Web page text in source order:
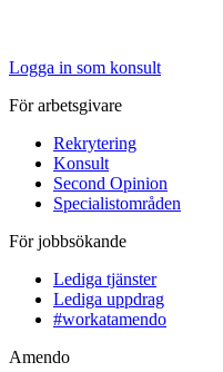
Logga in som konsult
För arbetsgivare
Rekrytering
Konsult
Second Opinion
Specialistområden
För jobbsökande
Lediga tjänster
Lediga uppdrag
#workatamendo
Amendo